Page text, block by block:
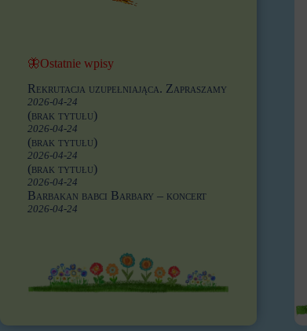
🦋Ostatnie wpisy
Rekrutacja uzupełniająca. Zapraszamy
2026-04-24
(brak tytułu)
2026-04-24
(brak tytułu)
2026-04-24
(brak tytułu)
2026-04-24
Barbakan babci Barbary – koncert
2026-04-24